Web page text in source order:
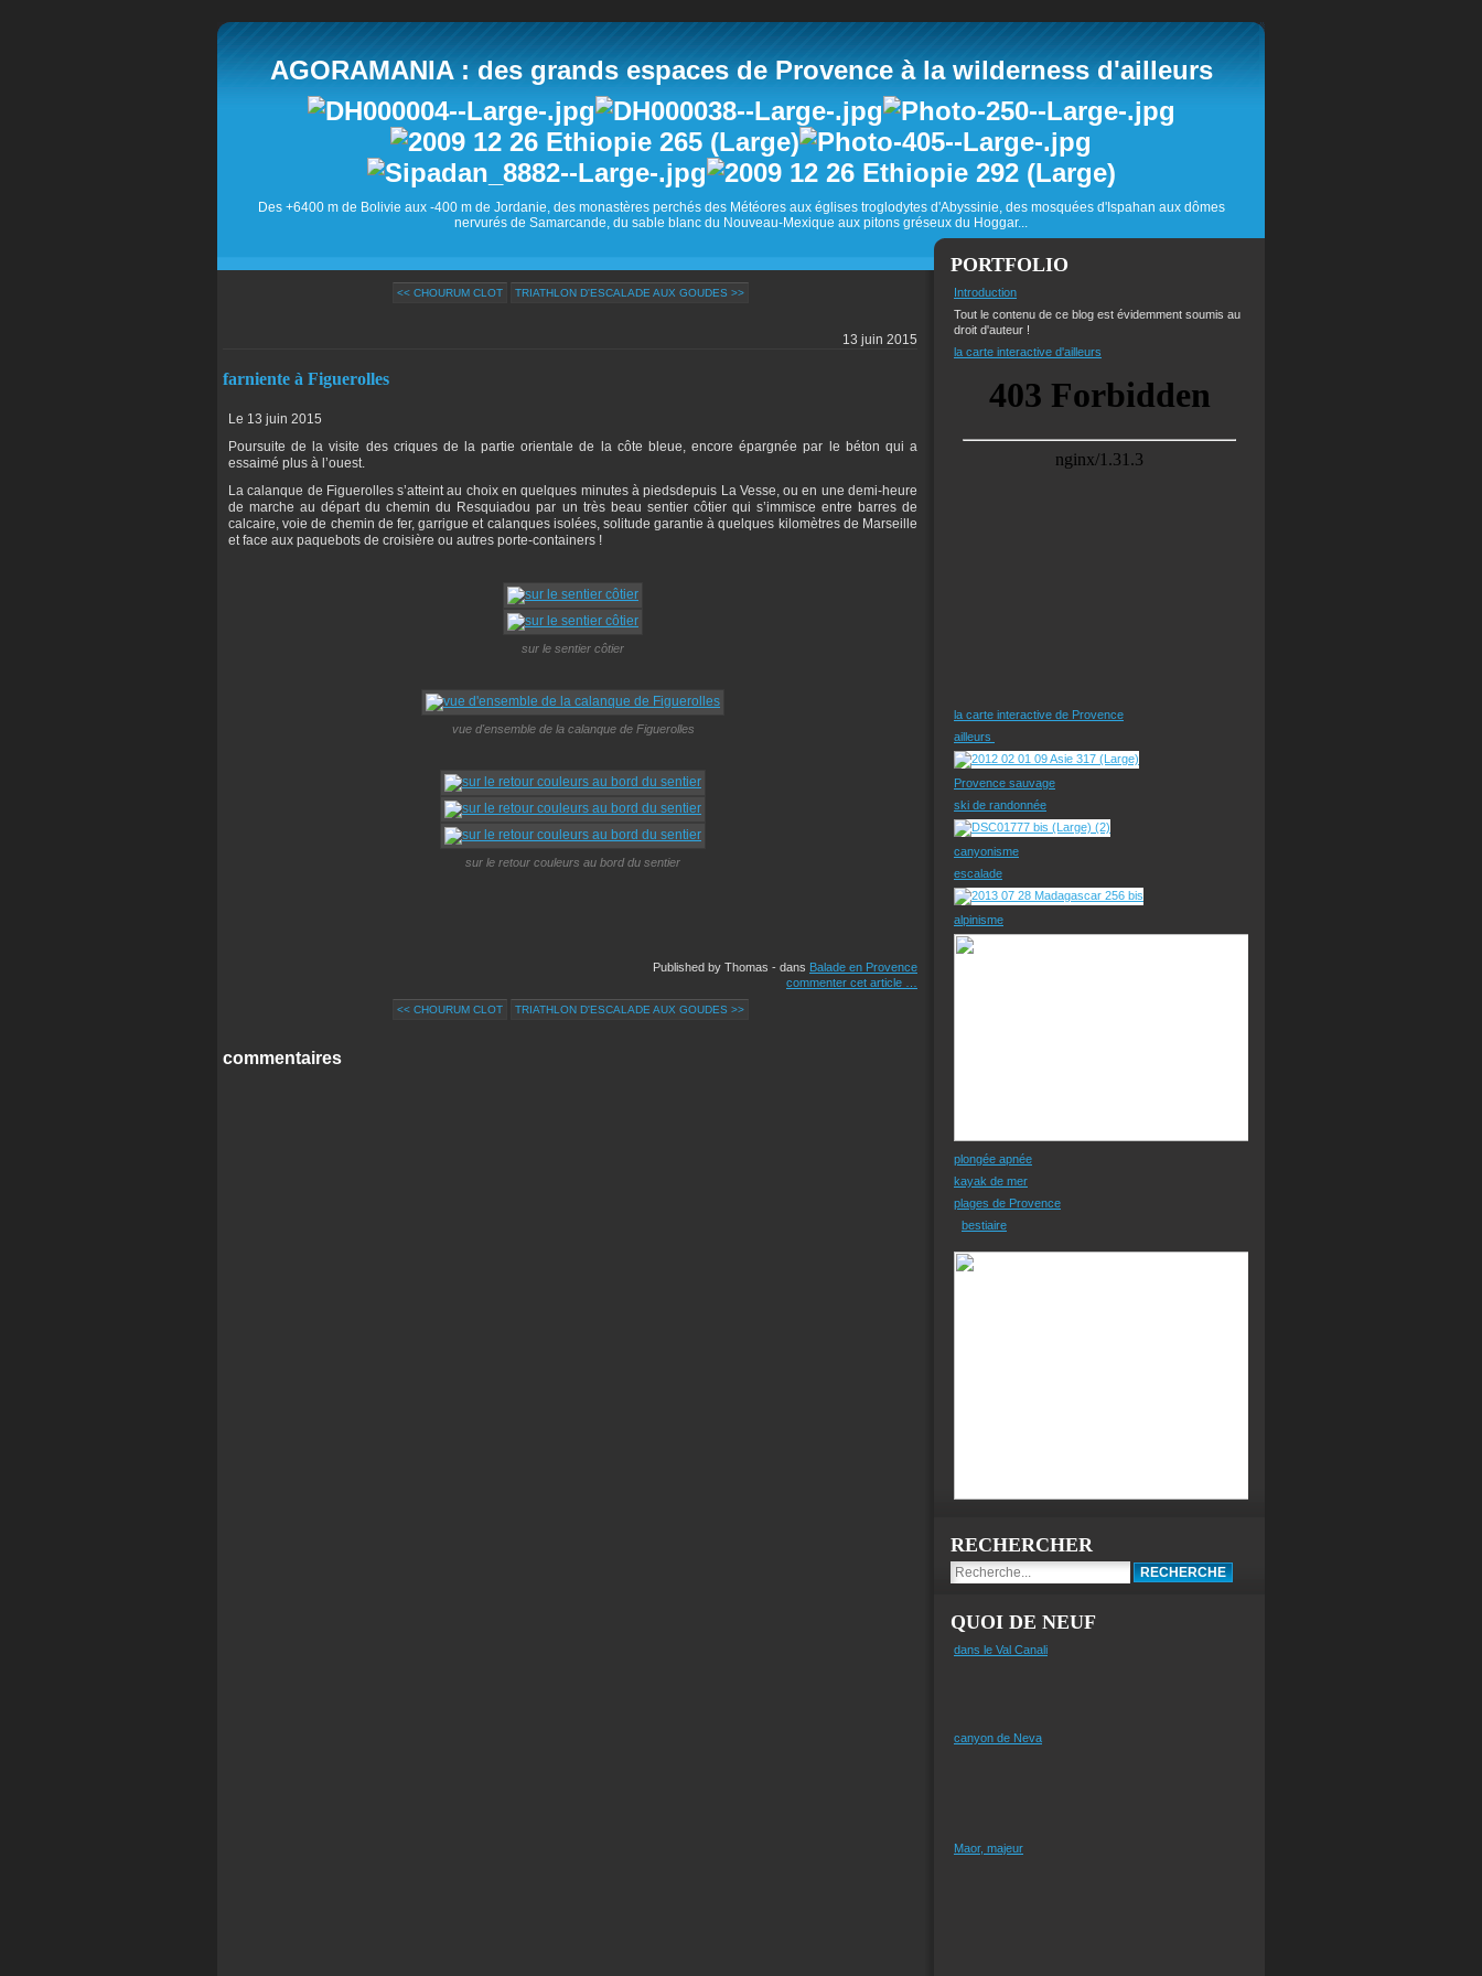
AGORAMANIA : des grands espaces de Provence à la wilderness d'ailleurs
Des +6400 m de Bolivie aux -400 m de Jordanie, des monastères perchés des Météores aux églises troglodytes d'Abyssinie, des mosquées d'Ispahan aux dômes
nervurés de Samarcande, du sable blanc du Nouveau-Mexique aux pitons gréseux du Hoggar...
<< CHOURUM CLOT TRIATHLON D'ESCALADE AUX GOUDES >>
13 juin 2015
farniente à Figuerolles
Le 13 juin 2015
Poursuite de la visite des criques de la partie orientale de la côte bleue, encore épargnée par le béton qui a
essaimé plus à l’ouest.
La calanque de Figuerolles s’atteint au choix en quelques minutes à piedsdepuis La Vesse, ou en une demi-heure
de marche au départ du chemin du Resquiadou par un très beau sentier côtier qui s’immisce entre barres de
calcaire, voie de chemin de fer, garrigue et calanques isolées, solitude garantie à quelques kilomètres de Marseille
et face aux paquebots de croisière ou autres porte-containers !
sur le sentier côtier
vue d'ensemble de la calanque de Figuerolles
sur le retour couleurs au bord du sentier
Published by Thomas - dans Balade en Provence
commenter cet article
<< CHOURUM CLOT TRIATHLON D'ESCALADE AUX GOUDES >>
commentaires
PORTFOLIO
Introduction
Tout le contenu de ce blog est évidemment soumis au
droit d'auteur !
la carte interactive d'ailleurs
la carte interactive de Provence
ailleurs
Provence sauvage
ski de randonnée
canyonisme
escalade
alpinisme
plongée apnée
kayak de mer
plages de Provence
bestiaire
RECHERCHER
QUOI DE NEUF
dans le Val Canali
canyon de Neva
Maor, majeur